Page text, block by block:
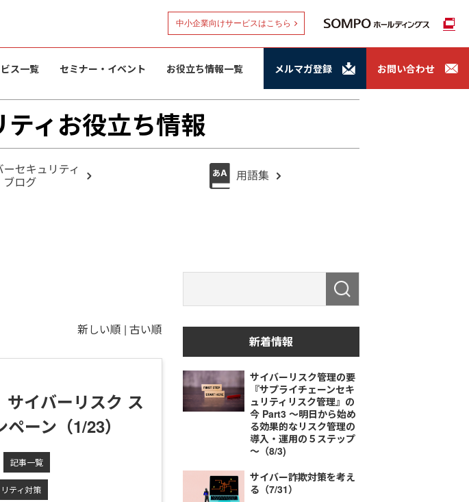
中小企業向けサービスはこちら
ス一覧 セミナー・イベント お役立ち情報一覧 メルマガ登録 お問い合わせ
ィお役立ち情報
新しい順 | 古い順
サイバーリスク ス
ーン（1/23）
記事一覧
ティ対策
新着情報
サイバーリスク管理の要
『サプライチェーンセキ
ュリティリスク管理』の
今 Part3 ～明日から始め
る効果的なリスク管理の
導入・運用の５ステップ
～（8/3)
サイバー詐欺対策を考え
る（7/31）